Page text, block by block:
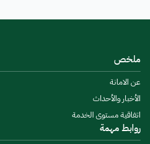
ملخص
عن الامانة
الأخبار والأحداث
اتفاقية مستوى الخدمة
روابط مهمة